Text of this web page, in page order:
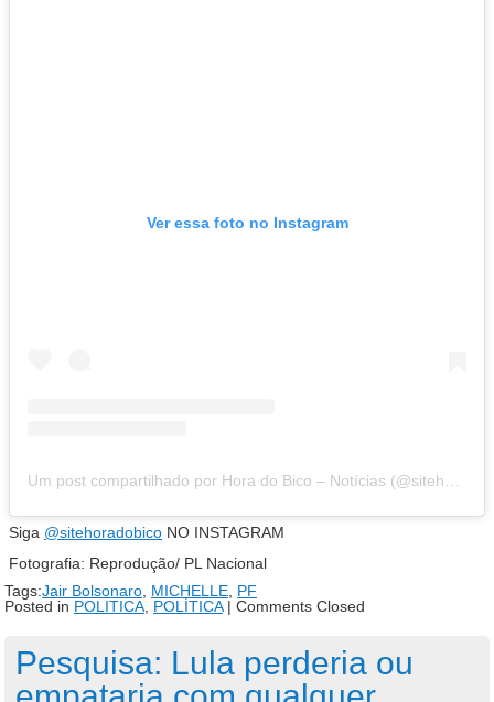
Ver essa foto no Instagram
Siga @sitehoradobico NO INSTAGRAM
Fotografia: Reprodução/ PL Nacional
Tags:Jair Bolsonaro MICHELLE PF
Posted in POLITICA POLÍTICA| Comments Closed
Pesquisa: Lula perderia ou